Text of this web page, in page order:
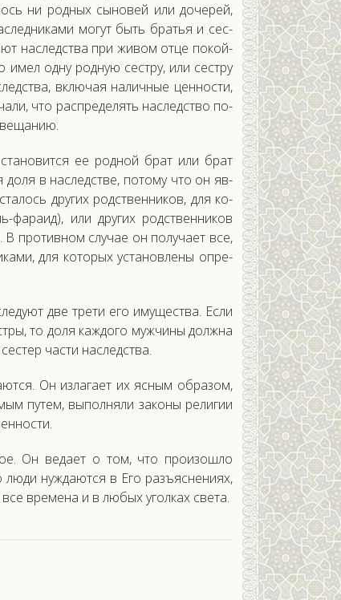
ни род­ных сы­новей или до­черей,
мо­гут быть братья и сес­
нас­ледс­тва при жи­вом от­це по­кой­
од­ну род­ную сес­тру, или сес­тру
вклю­чая на­лич­ные цен­ности,
что рас­пре­делять нас­ледс­тво по­
ее род­ной брат или брат
до­ля в нас­ледс­тве, по­тому что он яв­
дру­гих родс­твен­ни­ков, для ко­
или дру­гих родс­твен­ни­ков
про­тив­ном слу­чае он по­луча­ет все,
для ко­торых ус­та­нов­ле­ны оп­ре­
две тре­ти его иму­щес­тва. Ес­ли
то до­ля каж­до­го муж­чи­ны дол­жна
час­ти нас­ледс­тва.
Он из­ла­га­ет их яс­ным об­ра­зом,
пу­тем, вы­пол­ня­ли за­коны ре­лигии
Он ве­да­ет о том, что про­изош­ло
нуж­да­ют­ся в Его разъ­яс­не­ни­ях,
вре­мена и в лю­бых угол­ках све­та.